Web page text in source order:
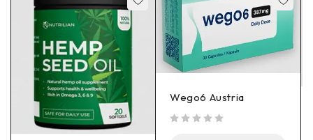
Wego6 Austria